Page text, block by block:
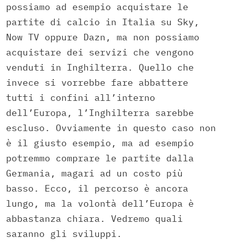
possiamo ad esempio acquistare le
partite di calcio in Italia su Sky,
Now TV oppure Dazn, ma non possiamo
acquistare dei servizi che vengono
venduti in Inghilterra. Quello che
invece si vorrebbe fare abbattere
tutti i confini all’interno
dell’Europa, l’Inghilterra sarebbe
escluso. Ovviamente in questo caso non
è il giusto esempio, ma ad esempio
potremmo comprare le partite dalla
Germania, magari ad un costo più
basso. Ecco, il percorso è ancora
lungo, ma la volontà dell’Europa è
abbastanza chiara. Vedremo quali
saranno gli sviluppi.